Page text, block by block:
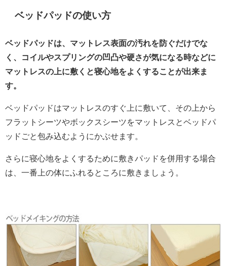
ベッドパッドの使い方
ベッドパッドは、マットレス表面の汚れを防ぐだけでな
く、コイルやスプリングの凹凸や硬さが気になる時などに
マットレスの上に敷くと寝心地をよくすることが出来ま
す。
ベッドパッドはマットレスのすぐ上に敷いて、その上から
フラットシーツやボックスシーツをマットレスとベッドパ
ッドごと包み込むようにかぶせます。
さらに寝心地をよくするために敷きパッドを併用する場合
は、一番上の体にふれるところに敷きましょう。